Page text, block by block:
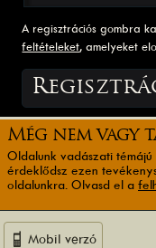
A regisztrációs gombra
feltételeket, amelyeket
Még nem vagy
Oldalunk vadászati
érdeklődsz ezen
oldalunkra. Olvasd el a
Mobil verzó